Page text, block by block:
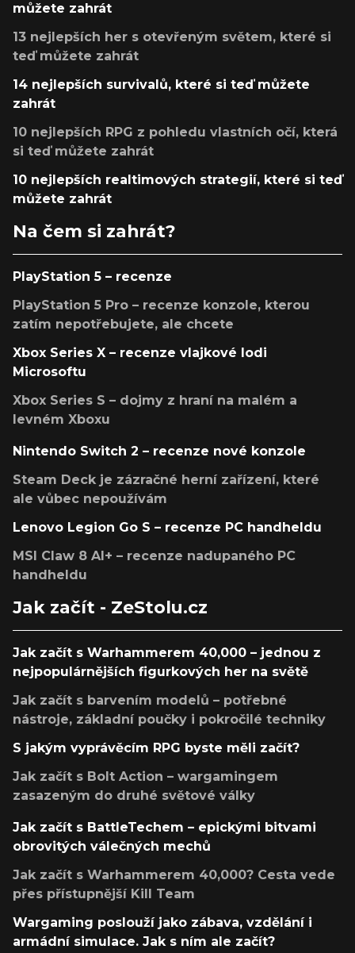
můžete zahrát
13 nejlepších her s otevřeným světem, které si
teď můžete zahrát
14 nejlepších survivalů, které si teď můžete
zahrát
10 nejlepších RPG z pohledu vlastních očí, která
si teď můžete zahrát
10 nejlepších realtimových strategií, které si teď
můžete zahrát
Na čem si zahrát?
PlayStation 5 – recenze
PlayStation 5 Pro – recenze konzole, kterou
zatím nepotřebujete, ale chcete
Xbox Series X – recenze vlajkové lodi
Microsoftu
Xbox Series S – dojmy z hraní na malém a
levném Xboxu
Nintendo Switch 2 – recenze nové konzole
Steam Deck je zázračné herní zařízení, které
ale vůbec nepoužívám
Lenovo Legion Go S – recenze PC handheldu
MSI Claw 8 AI+ – recenze nadupaného PC
handheldu
Jak začít - ZeStolu.cz
Jak začít s Warhammerem 40,000 – jednou z
nejpopulárnějších figurkových her na světě
Jak začít s barvením modelů – potřebné
nástroje, základní poučky i pokročilé techniky
S jakým vyprávěcím RPG byste měli začít?
Jak začít s Bolt Action – wargamingem
zasazeným do druhé světové války
Jak začít s BattleTechem – epickými bitvami
obrovitých válečných mechů
Jak začít s Warhammerem 40,000? Cesta vede
přes přístupnější Kill Team
Wargaming poslouží jako zábava, vzdělání i
armádní simulace. Jak s ním ale začít?